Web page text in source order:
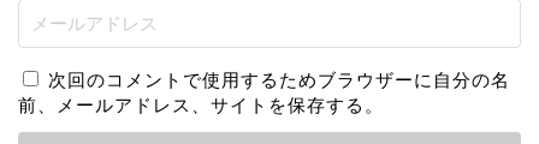
次回のコメントで使用するためブラウザーに自分の名
前、メールアドレス、サイトを保存する。